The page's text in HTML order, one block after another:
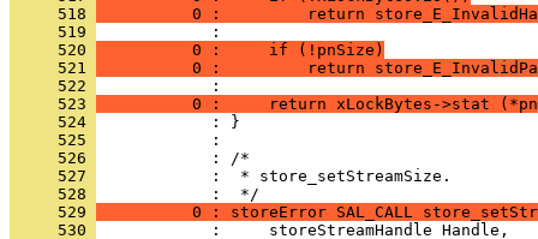
     518
0 :         return
     519
     520
          0 :     if (!pnSize)
     521
0 :         return
     522
     523
0 :     return xLockBytes->stat
     524
     525
     526
     527
            :  * store_setStreamSize.
     528
     529
0 : storeError SAL_CALL
     530